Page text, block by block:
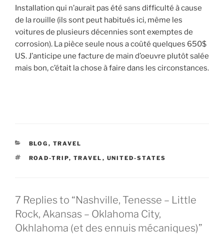
Installation qui n’aurait pas été sans difficulté à cause
de la rouille (ils sont peut habitués ici, même les
voitures de plusieurs décennies sont exemptes de
corrosion). La pièce seule nous a coûté quelques 650$
US. J’anticipe une facture de main d’oeuvre plutôt salée
mais bon, c’était la chose à faire dans les circonstances.
CATEGORIES
BLOG , TRAVEL
TAGS
ROAD-TRIP, TRAVEL , UNITED-STATES
7 Replies to “Nashville, Tenesse – Little
Rock, Akansas – Oklahoma City,
Okhlahoma (et des ennuis mécaniques)”